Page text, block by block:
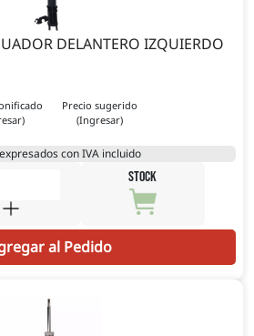
DELANTERO IZQUIERDO
Precio sugerido
(Ingresar)
con IVA incluido
STOCK
al Pedido